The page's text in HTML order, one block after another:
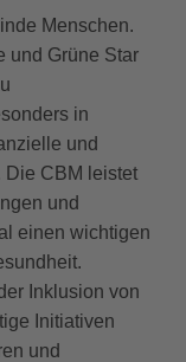
Menschen.
und Grüne Star
in
und
Die CBM leistet
und
einen wichtigen
Inklusion von
Initiativen
und